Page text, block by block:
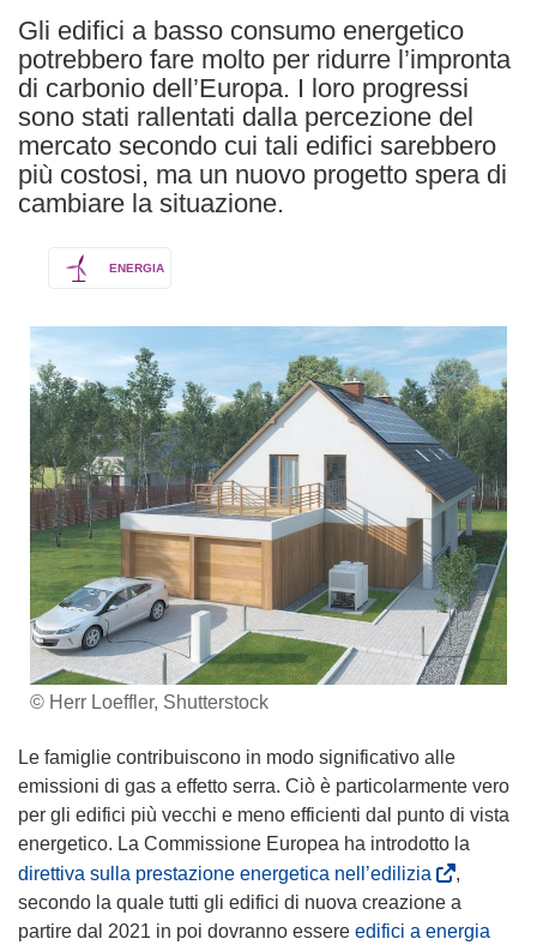
Gli edifici a basso consumo energetico
potrebbero fare molto per ridurre l’impronta
di carbonio dell’Europa. I loro progressi
sono stati rallentati dalla percezione del
mercato secondo cui tali edifici sarebbero
più costosi, ma un nuovo progetto spera di
cambiare la situazione.
ENERGIA
© Herr Loeffler, Shutterstock
Le famiglie contribuiscono in modo significativo alle
emissioni di gas a effetto serra. Ciò è particolarmente vero
per gli edifici più vecchi e meno efficienti dal punto di vista
energetico. La Commissione Europea ha introdotto la
direttiva sulla prestazione energetica nell’edilizia
s
i
,
secondo la quale tutti gli edifici di nuova creazione a
partire dal 2021 in poi dovranno essere edifici a energia